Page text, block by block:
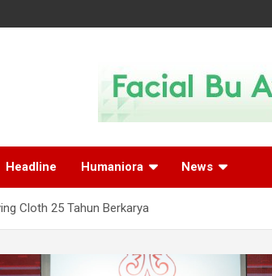
Headline Humaniora News
Cloth 25 Tahun Berkarya